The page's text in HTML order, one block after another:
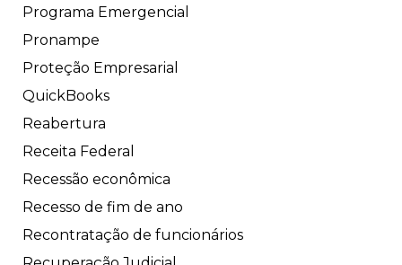
Programa Emergencial
Pronampe
Proteção Empresarial
QuickBooks
Reabertura
Receita Federal
Recessão econômica
Recesso de fim de ano
Recontratação de funcionários